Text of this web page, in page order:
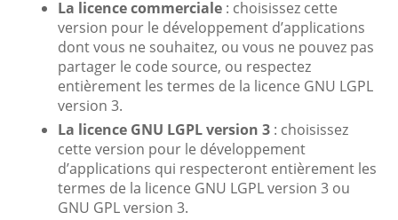
La licence commerciale : choisissez cette
version pour le développement d’applications
dont vous ne souhaitez, ou vous ne pouvez pas
partager le code source, ou respectez
entièrement les termes de la licence GNU LGPL
version 3.
La licence GNU LGPL version 3 : choisissez
cette version pour le développement
d’applications qui respecteront entièrement les
termes de la licence GNU LGPL version 3 ou
GNU GPL version 3.